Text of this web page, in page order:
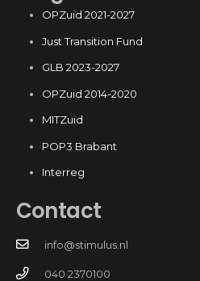
OPZuid 2021-2027
Just Transition Fund
GLB 2023-2027
OPZuid 2014-2020
MITZuid
POP3 Brabant
Interreg
Contact
info@stimulus.nl
040 2370100